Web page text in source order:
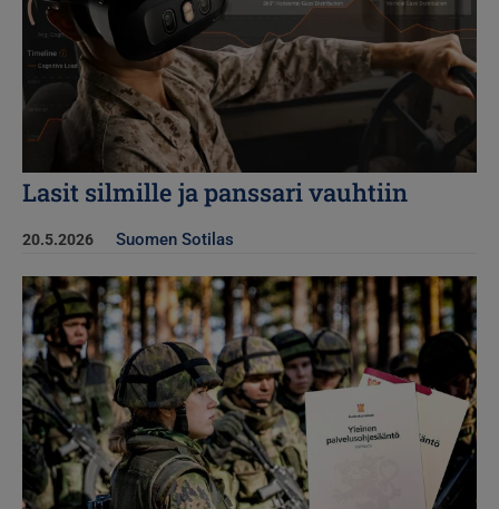
Lasit silmille ja panssari vauhtiin
20.5.2026 Suomen Sotilas
Kuva